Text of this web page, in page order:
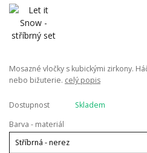
Mosazné vločky s kubickými zirkony.
nebo bižuterie. celý popis
Dostupnost
Skladem
Barva - materiál